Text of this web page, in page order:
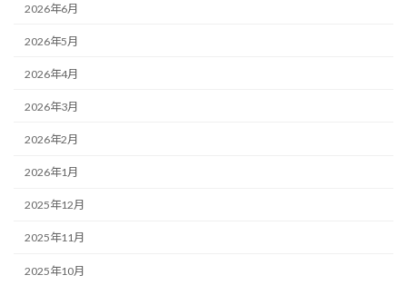
2026年6月
2026年5月
2026年4月
2026年3月
2026年2月
2026年1月
2025年12月
2025年11月
2025年10月